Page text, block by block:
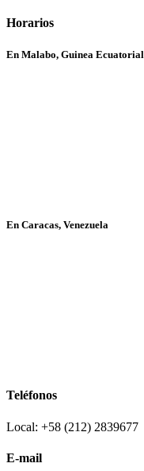
Horarios
En Malabo, Guinea Ecuatorial
En Caracas, Venezuela
Teléfonos
Local: +58 (212) 2839677
E-mail